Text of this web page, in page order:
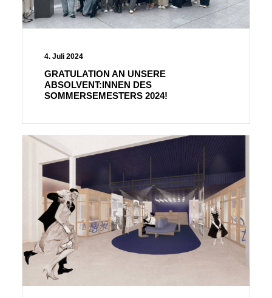
4. Juli 2024
GRATULATION AN UNSERE
ABSOLVENT:INNEN DES
SOMMERSEMESTERS 2024!